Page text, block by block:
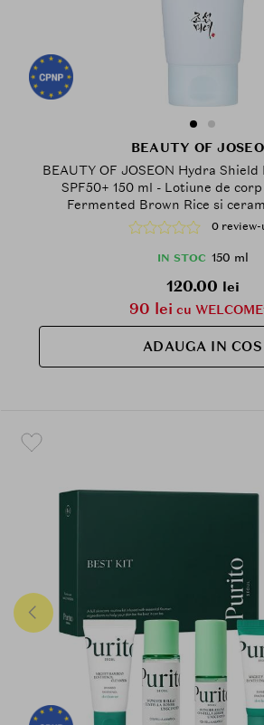
BEAUTY OF
BEAUTY OF JOSEON Hydra
SPF50+ 150 ml - Lotiune de
Fermented Brown Rice si
contribuie la hidratarea pielii si
barierei cutanate
0
IN STOC 150 ml
120.00 lei
90 lei cu
ADAUGA IN COS